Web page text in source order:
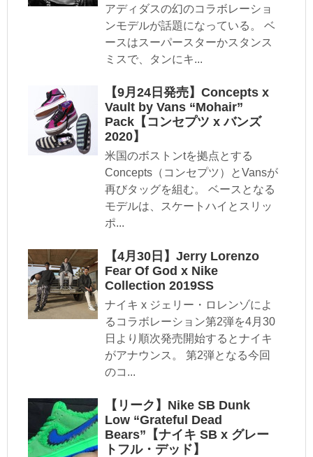
アディダスの幻のコラボレーショ
ンモデルが話題になっている。 ベ
ースはスーパースターかスタンス
ミスで、タンにキ...
【9月24日発売】Concepts x
Vault by Vans “Mohair”
Pack【コンセプツ x バンズ
2020】
米国のボストンtを拠点とする
Concepts（コンセプツ）とVansが
再びタッグを組む。 ベースとなる
モデルは、スケートハイとスリッ
ポ...
【4月30日】Jerry Lorenzo
Fear Of God x Nike
Collection 2019SS
ナイキ x ジェリー・ロレンゾによ
るコラボレーション第2弾を4月30
日より順次発売開始するとナイキ
がアナウンス。 第2弾となる今回
のコ...
【リーク】Nike SB Dunk
Low “Grateful Dead
Bears”【ナイキ SB x グレー
トフル・デッド】